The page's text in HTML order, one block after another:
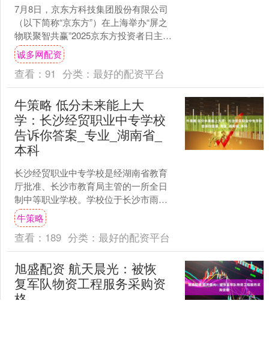
7月8日，京东方科技集团股份有限公司
（以下简称“京东方”）在上海举办“屏之
物联聚智共赢”2025京东方投资者日主题
活动，向投资者全面介绍了京东方“屏之
物联”战略....
诚多网配资
查看： 91 分类： 最好的配资平台
牛策略 低分未来能上大
学：长沙经贸职业中专学校
告诉你答案_专业_湖南省_
本科
长沙经贸职业中专学校是经湖南省教育
厅批准、长沙市教育局主管的一所全日
制中等职业学校。学校位于长沙市雨花
区，交通便利，校园环境优美，教学设
施完善。 学校开设以计算....
牛策略
查看： 189 分类： 最好的配资平台
旭盛配资 航天晨光：被恢
复军队物资工程服务采购资
格